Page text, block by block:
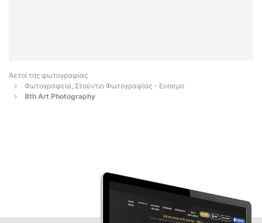
Αετοί της φωτογραφίας
Φωτογραφεία, Στούντιο Φωτογραφίας - Ευοσμο
8th Art Photography